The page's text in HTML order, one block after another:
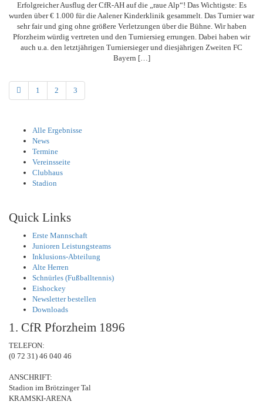
Erfolgreicher Ausflug der CfR-AH auf die „raue Alp“! Das Wichtigste: Es
wurden über € 1.000 für die Aalener Kinderklinik gesammelt. Das Turnier war
sehr fair und ging ohne größere Verletzungen über die Bühne. Wir haben
Pforzheim würdig vertreten und den Turniersieg errungen. Dabei haben wir
auch u.a. den letztjährigen Turniersieger und diesjährigen Zweiten FC
Bayern […]
1 2 3
Alle Ergebnisse
News
Termine
Vereinsseite
Clubhaus
Stadion
Quick Links
Erste Mannschaft
Junioren Leistungsteams
Inklusions-Abteilung
Alte Herren
Schnürles (Fußballtennis)
Eishockey
Newsletter bestellen
Downloads
1. CfR Pforzheim 1896
TELEFON:
(0 72 31) 46 040 46
ANSCHRIFT:
Stadion im Brötzinger Tal
KRAMSKI-ARENA